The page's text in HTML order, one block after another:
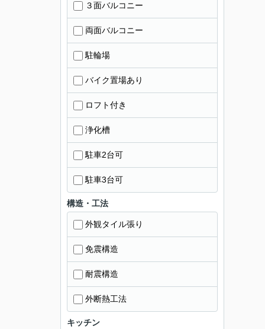
３面バルコニー
両面バルコニー
駐輪場
バイク置場あり
ロフト付き
浄化槽
駐車2台可
駐車3台可
構造・工法
外観タイル張り
免震構造
耐震構造
外断熱工法
キッチン